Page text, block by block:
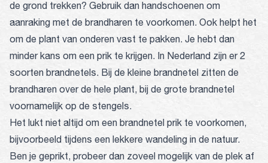
de grond trekken? Gebruik dan handschoenen om
aanraking met de brandharen te voorkomen. Ook helpt het
om de plant van onderen vast te pakken. Je hebt dan
minder kans om een prik te krijgen. In Nederland zijn er 2
soorten brandnetels. Bij de kleine brandnetel zitten de
brandharen over de hele plant, bij de grote brandnetel
voornamelijk op de stengels.
Het lukt niet altijd om een brandnetel prik te voorkomen,
bijvoorbeeld tijdens een lekkere wandeling in de natuur.
Ben je geprikt, probeer dan zoveel mogelijk van de plek af